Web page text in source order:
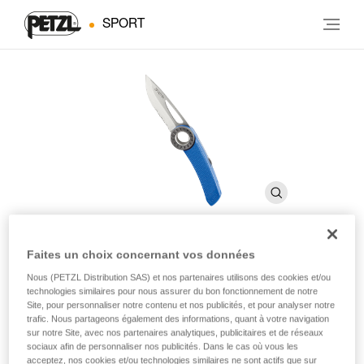
SPORT
SPATHA
Couteau mousquetonnable
Le couteau mousquetonnable SPATHA est conçu pour
Faites un choix concernant vos données
Nous (PETZL Distribution SAS) et nos partenaires utilisons des cookies et/ou
technologies similaires pour nous assurer du bon fonctionnement de notre
Site, pour personnaliser notre contenu et nos publicités, et pour analyser notre
trafic. Nous partageons également des informations, quant à votre navigation
sur notre Site, avec nos partenaires analytiques, publicitaires et de réseaux
sociaux afin de personnaliser nos publicités. Dans le cas où vous les
acceptez, nos cookies et/ou technologies similaires ne sont actifs que sur